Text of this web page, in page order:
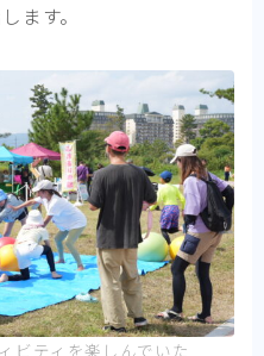
ます。
ビティを楽しんでいた